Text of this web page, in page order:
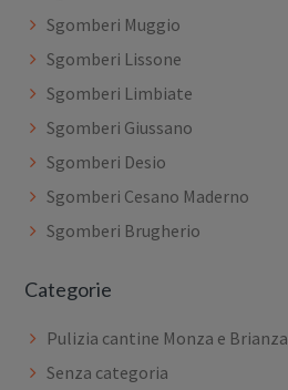
Sgomberi Muggio
Sgomberi Lissone
Sgomberi Limbiate
Sgomberi Giussano
Sgomberi Desio
Sgomberi Cesano Maderno
Sgomberi Brugherio
Categorie
Pulizia cantine Monza e Brianza
Senza categoria